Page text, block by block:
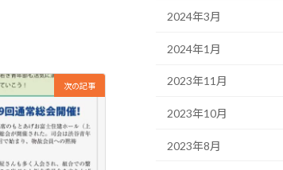
次の記事
2024年3月
2024年1月
2023年11月
2023年10月
2023年8月